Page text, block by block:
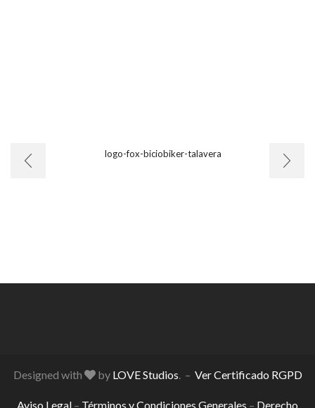
Designed with by LOVE Studios . – Ver Certificado RGPD
Aviso Legal – Términos y Condiciones Generales – Derecho